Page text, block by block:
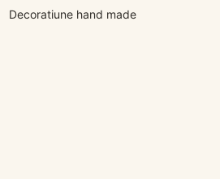
Decoratiune hand made